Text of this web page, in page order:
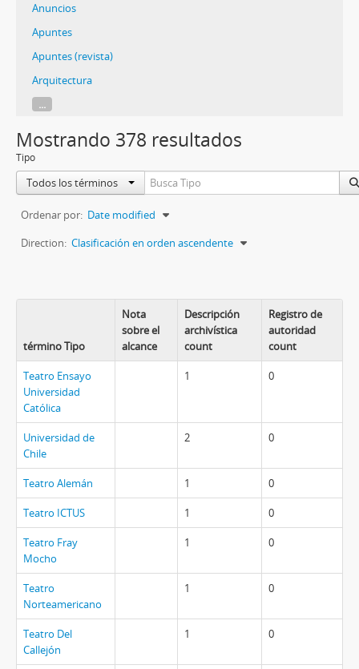
Anuncios
Apuntes
Apuntes (revista)
Arquitectura
...
Mostrando 378 resultados
Tipo
Todos los términos
Ordenar por: Date modified
Direction: Clasificación en orden ascendente
término Tipo
Nota
sobre el
alcance
Descripción
archivística
count
Registro de
autoridad
count
Teatro Ensayo
Universidad
Católica
1 0
Universidad de
Chile
2 0
Teatro Alemán 1 0
Teatro ICTUS 1 0
Teatro Fray
Mocho
1 0
Teatro
Norteamericano
1 0
Teatro Del
Callejón
1 0